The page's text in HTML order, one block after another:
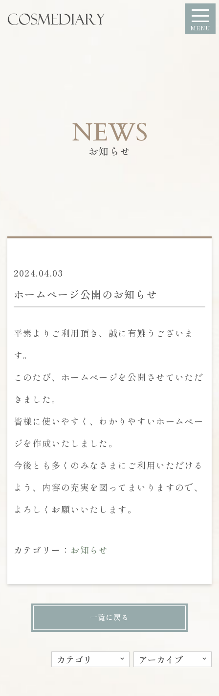
MENU
NEWS
お知らせ
2024.04.03
ホームページ公開のお知らせ
平素よりご利用頂き、誠に有難うございま
す。
このたび、ホームページを公開させていただ
きました。
皆様に使いやすく、わかりやすいホームペー
ジを作成いたしました。
今後とも多くのみなさまにご利用いただける
よう、内容の充実を図ってまいりますので、
よろしくお願いいたします。
カテゴリー： お知らせ
一覧に戻る
カテゴリ アーカイブ